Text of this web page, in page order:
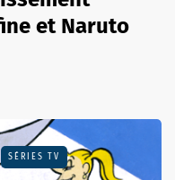
et Naruto
SÉRIES TV